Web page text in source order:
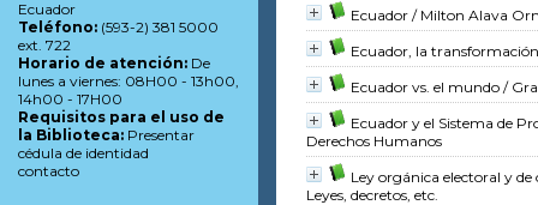
Ecuador / Milton Alava
Ecuador, la transformación
Ecuador vs. el mundo /
Ecuador y el Sistema de
Derechos Humanos
Ley orgánica electoral y
Leyes, decretos, etc.
Ecuador
Teléfono: (593-2) 381 5000
ext. 722
Horario de atención: De
lunes a viernes: 08H00 - 13h00,
14h00 - 17H00
Requisitos para el uso de
la Biblioteca: Presentar
cédula de identidad
contacto